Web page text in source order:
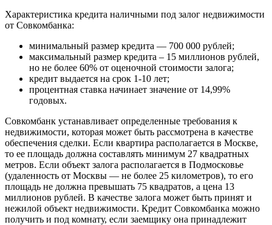
Характеристика кредита наличными под залог недвижимости
от Совкомбанка:
минимальный размер кредита — 700 000 рублей;
максимальный размер кредита – 15 миллионов рублей,
но не более 60% от оценочной стоимости залога;
кредит выдается на срок 1-10 лет;
процентная ставка начинает значение от 14,99%
годовых.
Совкомбанк устанавливает определенные требования к
недвижимости, которая может быть рассмотрена в качестве
обеспечения сделки. Если квартира располагается в Москве,
то ее площадь должна составлять минимум 27 квадратных
метров. Если объект залога располагается в Подмосковье
(удаленность от Москвы — не более 25 километров), то его
площадь не должна превышать 75 квадратов, а цена 13
миллионов рублей. В качестве залога может быть принят и
нежилой объект недвижимости. Кредит Совкомбанка можно
получить и под комнату, если заемщику она принадлежит